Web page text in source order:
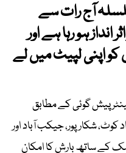
آج رات سے
ہو رہا ہے اور
اپنی لپیٹ میں لے
پیش گوئی کے مطابق
شکارپور، جیکب آباد اور
کے ساتھ بارش کا امکان